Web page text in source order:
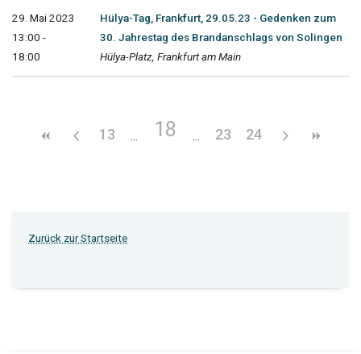
29. Mai 2023
13:00 -
18:00
Hülya-Tag, Frankfurt, 29.05.23 - Gedenken zum
30. Jahrestag des Brandanschlags von Solingen
Hülya-Platz, Frankfurt am Main
13 18 23 24
Zurück zur Startseite